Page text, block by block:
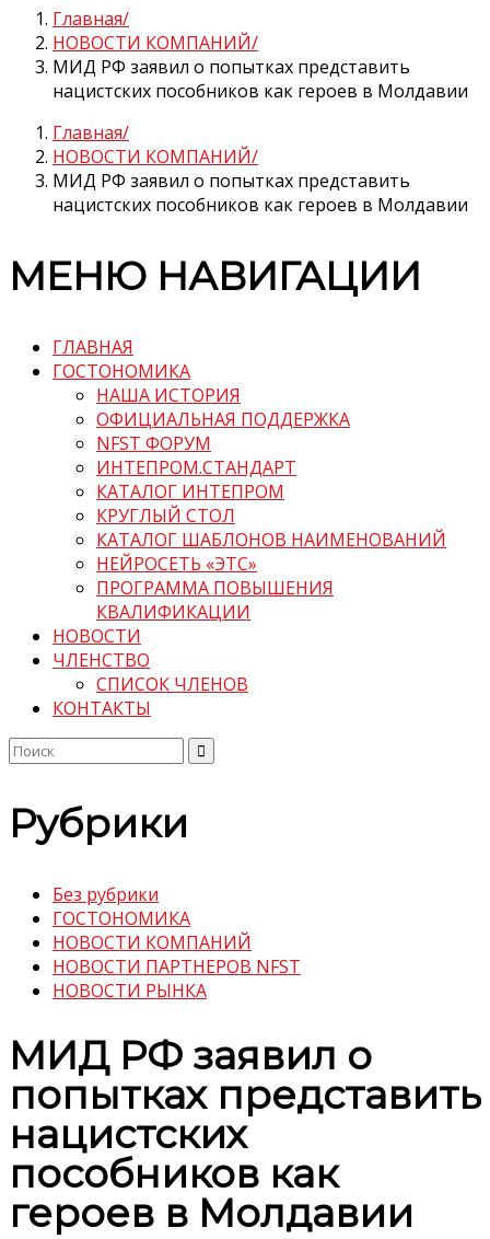
Главная
НОВОСТИ КОМПАНИЙ
МИД РФ заявил о попытках представить
нацистских пособников как героев в Молдавии
Главная
НОВОСТИ КОМПАНИЙ
МИД РФ заявил о попытках представить
нацистских пособников как героев в Молдавии
МЕНЮ НАВИГАЦИИ
ГЛАВНАЯ
ГОСТОНОМИКА
НАША ИСТОРИЯ
ОФИЦИАЛЬНАЯ ПОДДЕРЖКА
NFST ФОРУМ
ИНТЕПРОМ.СТАНДАРТ
КАТАЛОГ ИНТЕПРОМ
КРУГЛЫЙ СТОЛ
КАТАЛОГ ШАБЛОНОВ НАИМЕНОВАНИЙ
НЕЙРОСЕТЬ «ЭТС»
ПРОГРАММА ПОВЫШЕНИЯ
КВАЛИФИКАЦИИ
НОВОСТИ
ЧЛЕНСТВО
СПИСОК ЧЛЕНОВ
КОНТАКТЫ
Поиск
Рубрики
Без рубрики
ГОСТОНОМИКА
НОВОСТИ КОМПАНИЙ
НОВОСТИ ПАРТНЕРОВ NFST
НОВОСТИ РЫНКА
МИД РФ заявил о
попытках представить
нацистских
пособников как
героев в Молдавии